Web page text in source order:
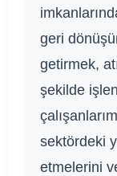
geri
getirmek,
şekilde
sektördeki
etmelerini